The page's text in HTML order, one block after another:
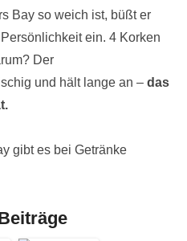
Bay so weich ist, büßt er
ein. 4 Korken
Der
und hält lange an – das
gibt es bei Getränke